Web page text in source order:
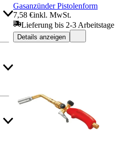
Gasanzünder Pistolenform
7,58 €inkl. MwSt.
Lieferung bis 2-3 Arbeitstage
Details anzeigen